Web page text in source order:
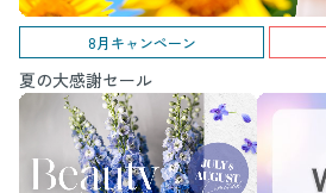
8月キャンペーン
夏の大感謝セール